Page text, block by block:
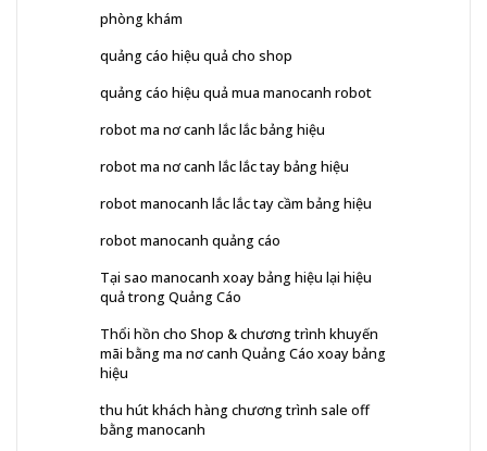
phòng khám
quảng cáo hiệu quả cho shop
quảng cáo hiệu quả mua manocanh robot
robot ma nơ canh lắc lắc bảng hiệu
robot ma nơ canh lắc lắc tay bảng hiệu
robot manocanh lắc lắc tay cầm bảng hiệu
robot manocanh quảng cáo
Tại sao manocanh xoay bảng hiệu lại hiệu
quả trong Quảng Cáo
Thổi hồn cho Shop & chương trình khuyến
mãi bằng ma nơ canh Quảng Cáo xoay bảng
hiệu
thu hút khách hàng chương trình sale off
bằng manocanh